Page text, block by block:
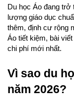
Du học Áo đang trở
lượng giáo dục
thêm, định cư rộng
Áo tiết kiệm, bài
chi phí mới nhất.
Vì sao du
năm 2026?